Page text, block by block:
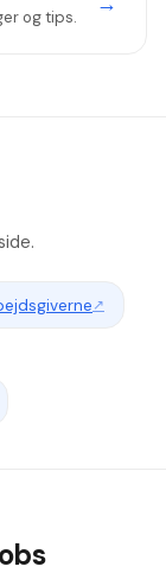
og tips.
↗